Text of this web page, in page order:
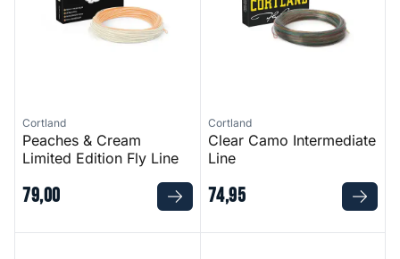
Cortland
Peaches & Cream
Limited Edition Fly Line
79,00
Cortland
Clear Camo Intermediate
Line
74,95